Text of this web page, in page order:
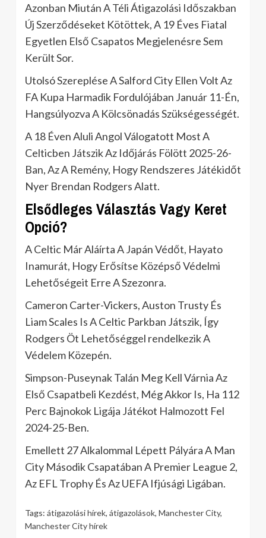
Azonban Miután A Téli Átigazolási Időszakban
Új Szerződéseket Kötöttek, A 19 Éves Fiatal
Egyetlen Első Csapatos Megjelenésre Sem
Került Sor.
Utolsó Szereplése A Salford City Ellen Volt Az
FA Kupa Harmadik Fordulójában Január 11-Én,
Hangsúlyozva A Kölcsönadás Szükségességét.
A 18 Éven Aluli Angol Válogatott Most A
Celticben Játszik Az Időjárás Fölött 2025-26-
Ban, Az A Remény, Hogy Rendszeres Játékidőt
Nyer Brendan Rodgers Alatt.
Elsődleges Választás Vagy Keret
Opció?
A Celtic Már Aláírta A Japán Védőt, Hayato
Inamurát, Hogy Erősítse Középső Védelmi
Lehetőségeit Erre A Szezonra.
Cameron Carter-Vickers, Auston Trusty És
Liam Scales Is A Celtic Parkban Játszik, Így
Rodgers Öt Lehetőséggel rendelkezik A
Védelem Közepén.
Simpson-Puseynak Talán Meg Kell Várnia Az
Első Csapatbeli Kezdést, Még Akkor Is, Ha 112
Perc Bajnokok Ligája Játékot Halmozott Fel
2024-25-Ben.
Emellett 27 Alkalommal Lépett Pályára A Man
City Második Csapatában A Premier League 2,
Az EFL Trophy És Az UEFA Ifjúsági Ligában.
Tags: átigazolási hírek, átigazolások, Manchester City,
Manchester City hírek